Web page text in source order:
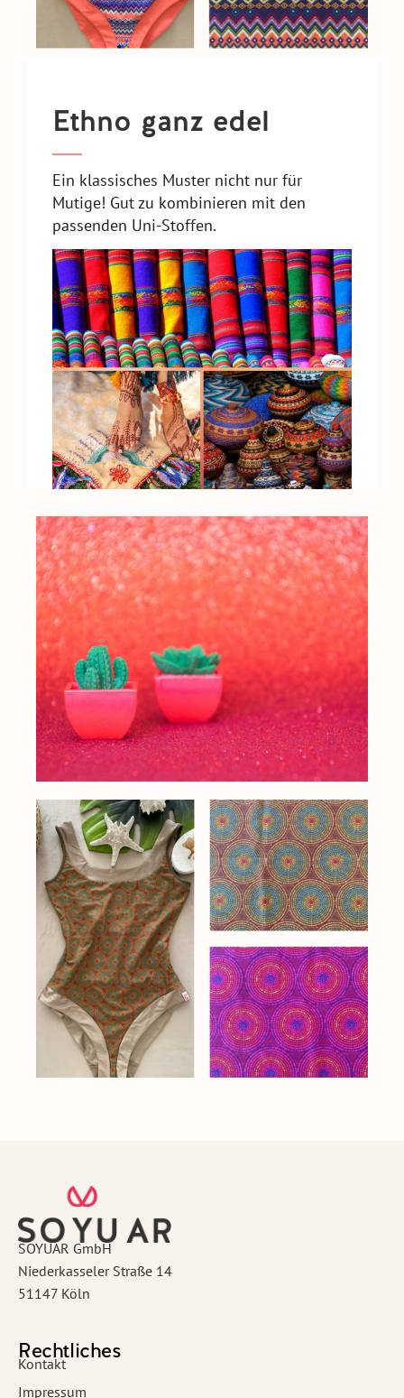
Ethno ganz edel
Ein klassisches Muster nicht nur für
Mutige! Gut zu kombinieren mit den
passenden Uni-Stoffen.
SOYUAR GmbH
Niederkasseler Straße 14
51147 Köln
Rechtliches
Kontakt
Impressum